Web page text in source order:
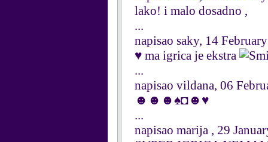
lako! i malo dosadno ,
...
napisao saky, 14
♥ ma igrica je ekstra
...
napisao vildana, 06
☻☻☻♠◘☻♥
...
napisao marija , 29